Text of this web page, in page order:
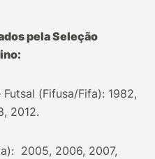
pela Seleção
(Fifusa/Fifa): 1982,
2012.
2005, 2006, 2007,